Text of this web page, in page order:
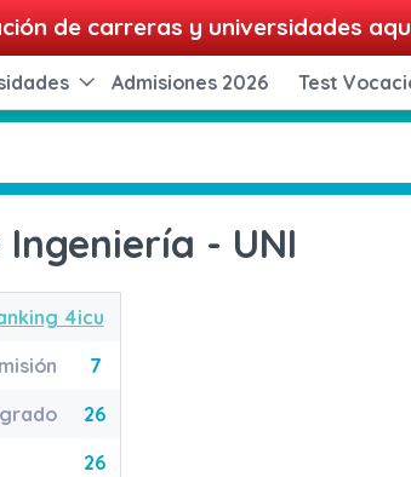
de carreras y universidades
Admisiones 2026 Test
- UNI
4icu
7
26
26